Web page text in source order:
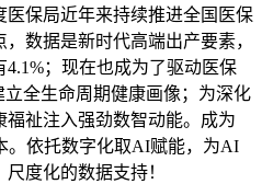
保局近年来持续推进全国医保
数据是新时代高端出产要素，
；现在也成为了驱动医保
全生命周期健康画像；为深化
祉注入强劲数智动能。成为
。依托数字化取AI赋能，为AI
度化的数据支持！